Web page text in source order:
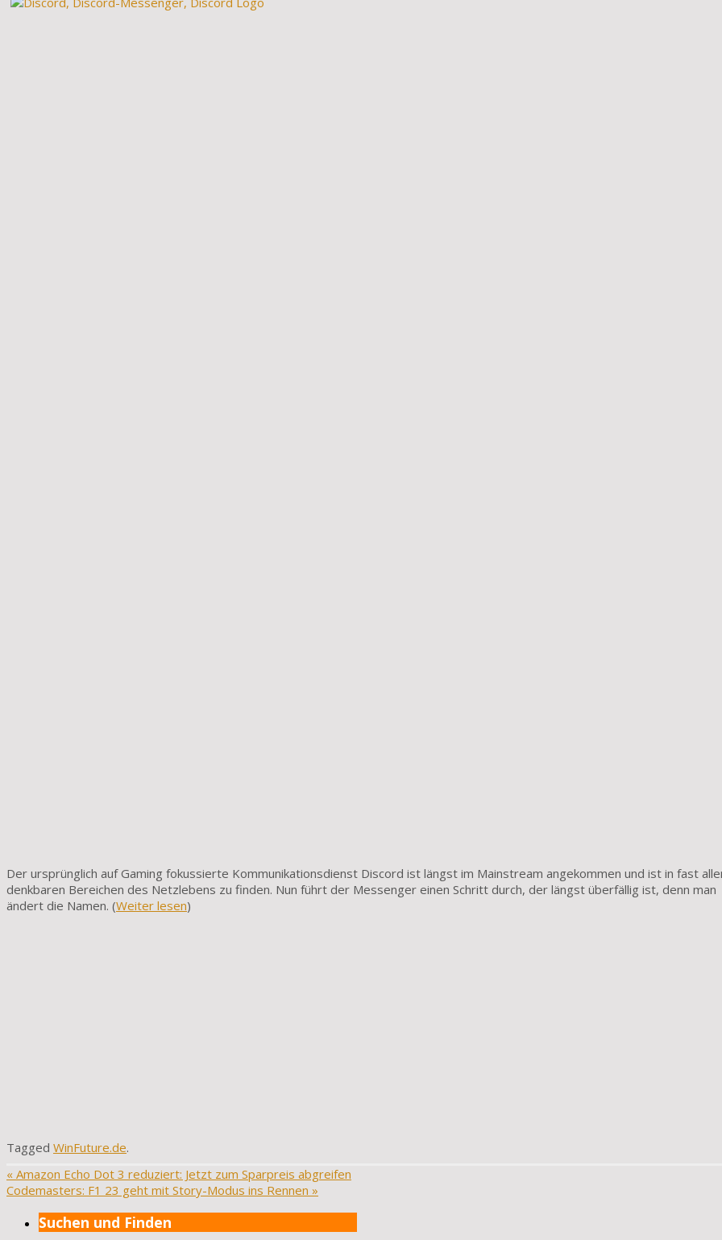
Der ursprünglich auf Gaming fokussierte Kommunikationsdienst Discord ist längst im Mainstream angekommen und ist in fast
denkbaren Bereichen des Netzlebens zu finden. Nun führt der Messenger einen Schritt durch, der längst überfällig ist, denn man
ändert die Namen. (Weiter lesen)
Tagged WinFuture.de.
« Amazon Echo Dot 3 reduziert: Jetzt zum Sparpreis abgreifen
Codemasters: F1 23 geht mit Story-Modus ins Rennen »
Suchen und Finden